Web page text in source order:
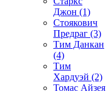
Джон (1)
Стоякович
Предраг (3)
Тим Данкан
(4)
Тим
Хардуэй (2)
Томас Айзея